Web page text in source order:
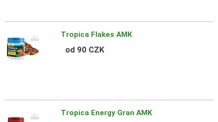
Tropica Flakes AMK
od 90 CZK
Tropica Energy Gran AMK